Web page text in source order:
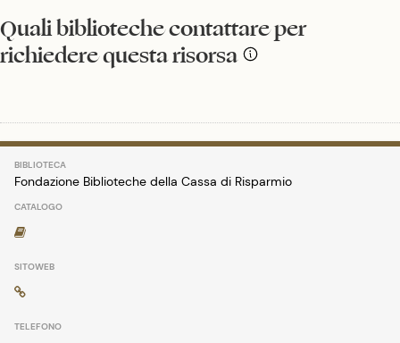
Quali biblioteche contattare per
richiedere questa risorsa
Fondazione Biblioteche della Cassa di Risparmio